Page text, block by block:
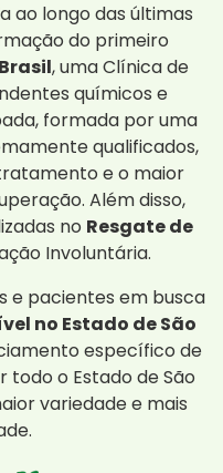
ao longo das últimas
do primeiro
, uma Clínica de
químicos e
formada por uma
qualificados,
e o maior
Além disso,
no Resgate de
Involuntária.
e pacientes em busca
no Estado de São
específico de
todo o Estado de São
variedade e mais